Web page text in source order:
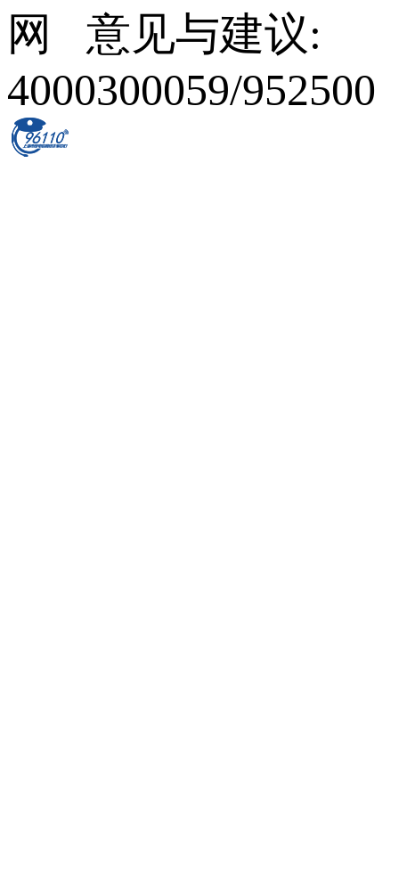
网 意见与建议:
4000300059/952500